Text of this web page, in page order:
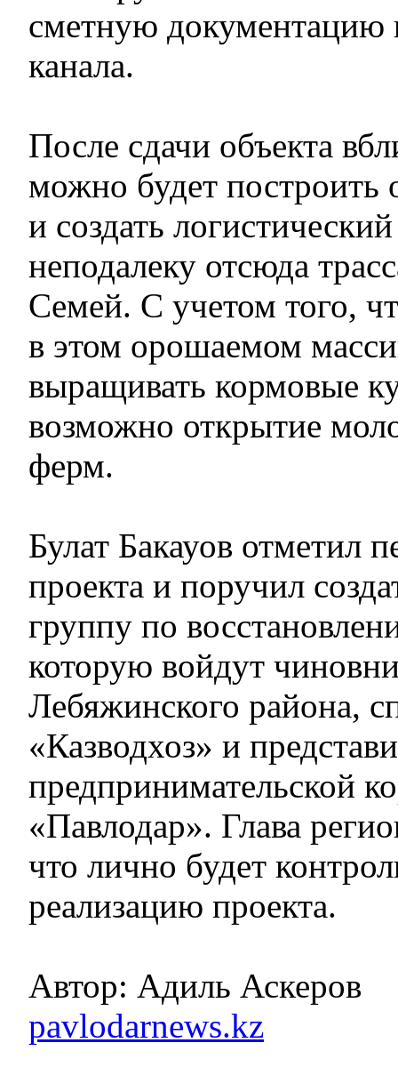
сметную документацию
канала.
После сдачи объекта
можно будет
и создать
неподалеку отсюда
Семей. С учетом того,
в этом орошаемом
выращивать кормовые
возможно открытие
ферм.
Булат Бакауов отметил
проекта и поручил
группу по
которую войдут
Лебяжинского района,
«Казводхоз» и
предпринимательской
«Павлодар». Глава
что лично будет
реализацию проекта.
Автор: Адиль Аскеров
pavlodarnews.kz